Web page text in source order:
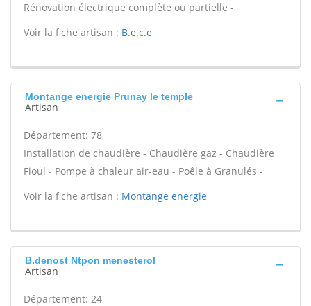
Rénovation électrique complète ou partielle -
Voir la fiche artisan : B.e.c.e
Montange energie Prunay le temple
Artisan
Département: 78
Installation de chaudière - Chaudière gaz - Chaudière
Fioul - Pompe à chaleur air-eau - Poêle à Granulés -
Voir la fiche artisan : Montange energie
B.denost Ntpon menesterol
Artisan
Département: 24